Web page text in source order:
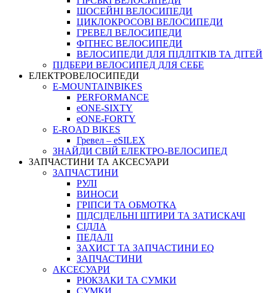
ШОСЕЙНІ ВЕЛОСИПЕДИ
ЦИКЛОКРОСОВІ ВЕЛОСИПЕДИ
ГРЕВЕЛ ВЕЛОСИПЕДИ
ФІТНЕС ВЕЛОСИПЕДИ
ВЕЛОСИПЕДИ ДЛЯ ПІДЛІТКІВ ТА ДІТЕЙ
ПIДБЕРИ ВЕЛОСИПЕД ДЛЯ СЕБЕ
ЕЛЕКТРОВЕЛОСИПЕДИ
E-MOUNTAINBIKES
PERFORMANCE
eONE-SIXTY
eONE-FORTY
E-ROAD BIKES
Гревел – eSILEX
ЗНАЙДИ СВІЙ ЕЛЕКТРО-ВЕЛОСИПЕД
ЗАПЧАСТИНИ ТА АКСЕСУАРИ
ЗАПЧАСТИНИ
РУЛІ
ВИНОСИ
ГРІПСИ ТА ОБМОТКА
ПІДСІДЕЛЬНІ ШТИРИ ТА ЗАТИСКАЧІ
СІДЛА
ПЕДАЛІ
ЗАХИСТ ТА ЗАПЧАСТИНИ EQ
ЗАПЧАСТИНИ
АКСЕСУАРИ
РЮКЗАКИ ТА СУМКИ
СУМКИ